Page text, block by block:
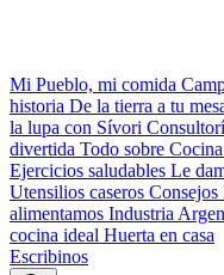
Mi Pueblo, mi comida
historia De la tierra a tu
la lupa con Sívori
divertida Todo sobre
Ejercicios saludables Le
Utensilios caseros Consejos
alimentamos Industria
cocina ideal Huerta en casa
Escribinos